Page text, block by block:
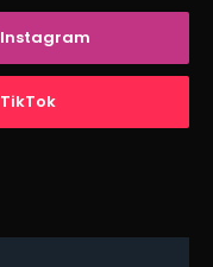
Instagram
TikTok